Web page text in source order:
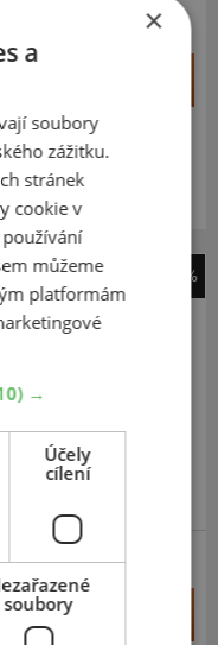
5 dnů
5 dnů.
-40%
R
+
–
×
a
soubory
zážitku.
stránek
cookie v
můžeme
platformám
→
Účely
cílení
soubory